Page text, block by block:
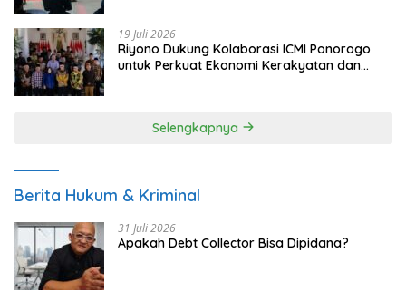
19 Juli 2026
Riyono Dukung Kolaborasi ICMI Ponorogo
untuk Perkuat Ekonomi Kerakyatan dan
Selengkapnya
Berita Hukum & Kriminal
31 Juli 2026
Apakah Debt Collector Bisa Dipidana?